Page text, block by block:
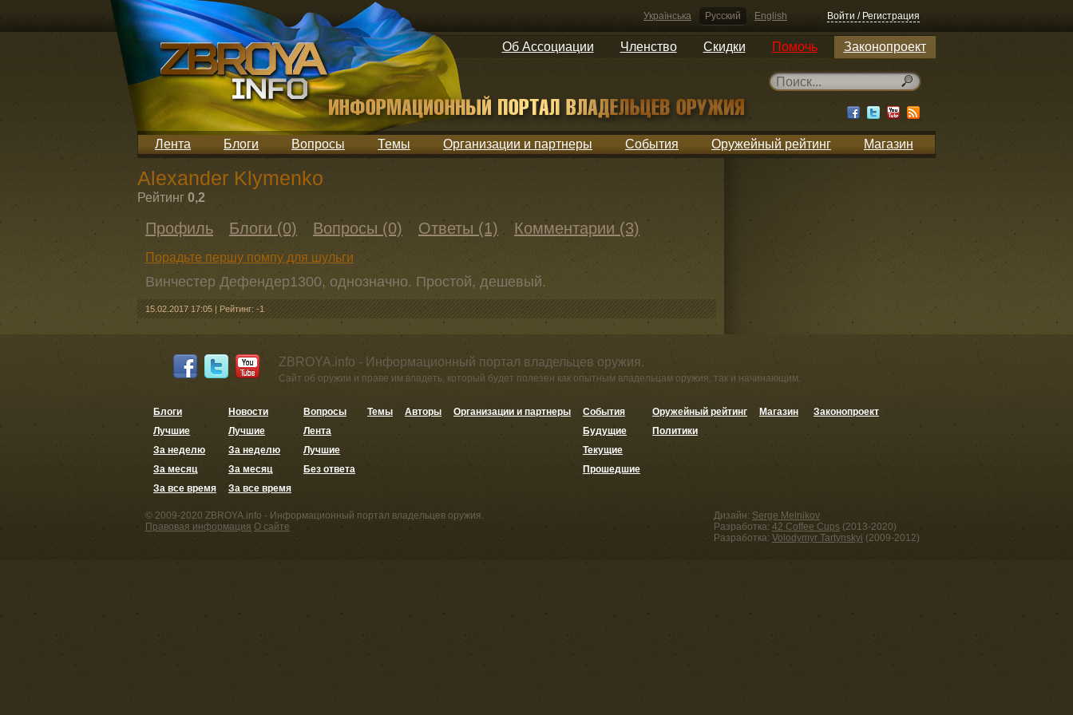
Українська Русский English Войти / Регистрация
Об Ассоциации Членство Скидки Помочь Законопроект
Лента Блоги Вопросы Темы Организации и партнеры События Оружейный рейтинг Магазин
Alexander Klymenko
Рейтинг 0,2
Профиль Блоги (0) Вопросы (0) Ответы (1) Комментарии (3)
Порадьте першу помпу для шульги
Винчестер Дефендер1300, однозначно. Простой, дешевый.
15.02.2017 17:05 | Рейтинг: -1
ZBROYA.info - Информационный портал владельцев оружия.
Сайт об оружии и праве им владеть, который будет полезен как опытным владельцам оружия, так и начинающим.
Блоги
Лучшие
За неделю
За месяц
За все время
Новости
Лучшие
За неделю
За месяц
За все время
Вопросы
Лента
Лучшие
Без ответа
Темы Авторы Организации и партнеры
События
Будущие
Текущие
Прошедшие
Оружейный рейтинг
Политики
Магазин Законопроект
© 2009-2020 ZBROYA.info - Информационный портал владельцев оружия.
Правовая информация О сайте
Дизайн: Serge Melnikov
Разработка: 42 Coffee Cups (2013-2020)
Разработка: Volodymyr Tartynskyi (2009-2012)